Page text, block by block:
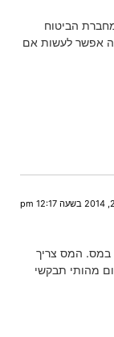
הביטוח
אפשר לעשות אם
במס. המס צריך
מנכה 48% אם הסכום מהותי תבקשי